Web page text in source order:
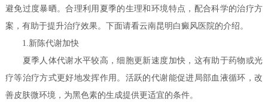
避免过度暴晒。合理利用夏季的生理和环境特点，配合科学的治疗方
案，有助于提升治疗效果。下面请看云南昆明白癜风医院的介绍。
1.新陈代谢加快
夏季人体代谢水平较高，细胞更新速度加快，这有助于药物或光
疗等治疗方式更好地发挥作用。活跃的代谢能促进局部血液循环，改
善皮肤微环境，为黑色素的生成提供更适宜的条件。